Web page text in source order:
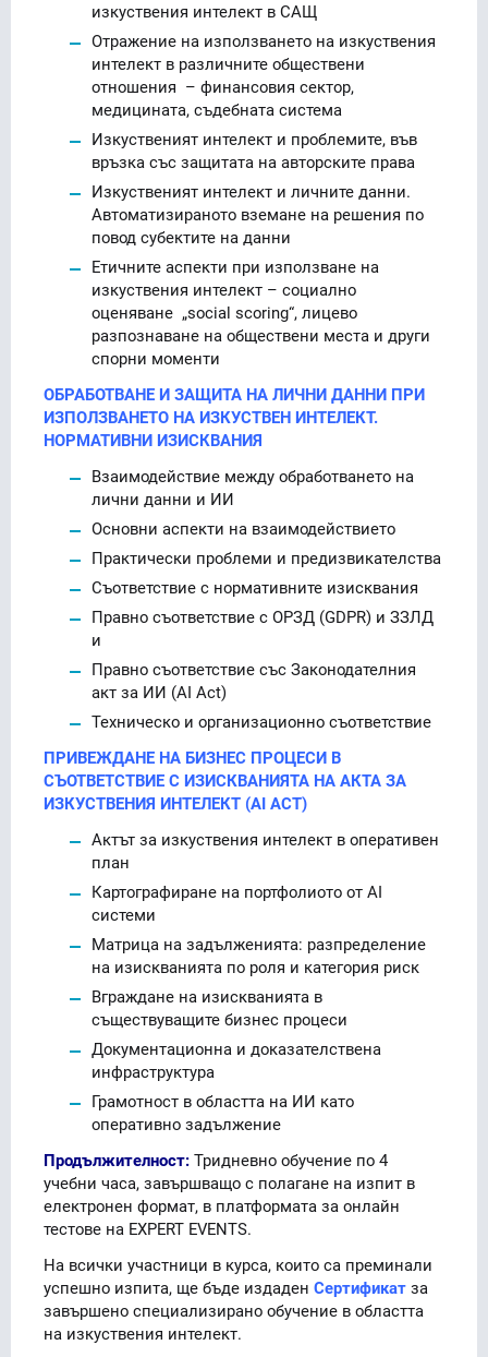
изкуствения интелект в САЩ
Отражение на използването на изкуствения
интелект в различните обществени
отношения – финансовия сектор,
медицината, съдебната система
Изкуственият интелект и проблемите, във
връзка със защитата на авторските права
Изкуственият интелект и личните данни.
Автоматизираното вземане на решения по
повод субектите на данни
Етичните аспекти при използване на
изкуствения интелект – социално
оценяване „social scoring“, лицево
разпознаване на обществени места и други
спорни моменти
ОБРАБОТВАНЕ И ЗАЩИТА НА ЛИЧНИ ДАННИ ПРИ
ИЗПОЛЗВАНЕТО НА ИЗКУСТВЕН ИНТЕЛЕКТ.
НОРМАТИВНИ ИЗИСКВАНИЯ
Взаимодействие между обработването на
лични данни и ИИ
Основни аспекти на взаимодействието
Практически проблеми и предизвикателства
Съответствие с нормативните изисквания
Правно съответствие с ОРЗД (GDPR) и ЗЗЛД
и
Правно съответствие със Законодателния
акт за ИИ (AI Act)
Техническо и организационно съответствие
ПРИВЕЖДАНЕ НА БИЗНЕС ПРОЦЕСИ В
СЪОТВЕТСТВИЕ С ИЗИСКВАНИЯТА НА АКТА ЗА
ИЗКУСТВЕНИЯ ИНТЕЛЕКТ (AI ACT)
Актът за изкуствения интелект в оперативен
план
Картографиране на портфолиото от AI
системи
Матрица на задълженията: разпределение
на изискванията по роля и категория риск
Вграждане на изискванията в
съществуващите бизнес процеси
Документационна и доказателствена
инфраструктура
Грамотност в областта на ИИ като
оперативно задължение
Продължителност: Тридневно обучение по 4
учебни часа, завършващо с полагане на изпит в
електронен формат, в платформата за онлайн
тестове на EXPERT EVENTS.
На всички участници в курса, които са преминали
успешно изпита, ще бъде издаден Сертификат за
завършено специализирано обучение в областта
на изкуствения интелект.